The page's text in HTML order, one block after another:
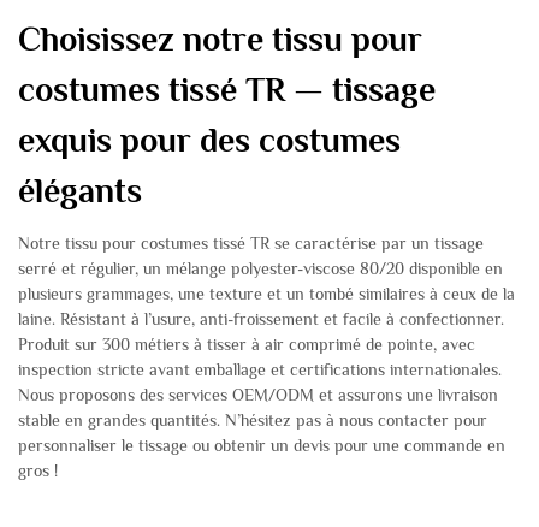
Choisissez notre tissu pour
costumes tissé TR — tissage
exquis pour des costumes
élégants
Notre tissu pour costumes tissé TR se caractérise par un tissage
serré et régulier, un mélange polyester-viscose 80/20 disponible en
plusieurs grammages, une texture et un tombé similaires à ceux de la
laine. Résistant à l’usure, anti-froissement et facile à confectionner.
Produit sur 300 métiers à tisser à air comprimé de pointe, avec
inspection stricte avant emballage et certifications internationales.
Nous proposons des services OEM/ODM et assurons une livraison
stable en grandes quantités. N’hésitez pas à nous contacter pour
personnaliser le tissage ou obtenir un devis pour une commande en
gros !